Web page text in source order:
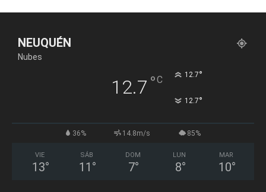
NEUQUÉN
Nubes
12.7 °C 12.7°
12.7°
36% 14.8m/s 85%
VIE
13°
SÁB
11 °
DOM
7°
LUN
8°
MAR
10°